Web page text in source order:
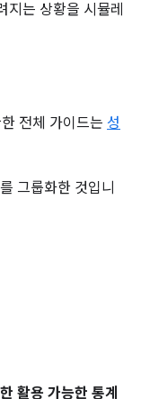
지는 상황을 시뮬레
전체 가이드는 성
그룹화한 것입니
활용 가능한 통계